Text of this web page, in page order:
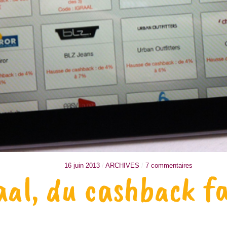
16 juin 2013 /ARCHIVES /7 commentaires
du cashback